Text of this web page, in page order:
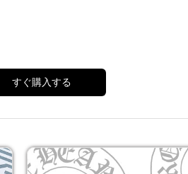
すぐ購入する